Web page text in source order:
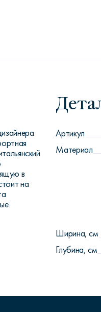
в
на
Артикул
Материал
Ширина, см
Глубина, см